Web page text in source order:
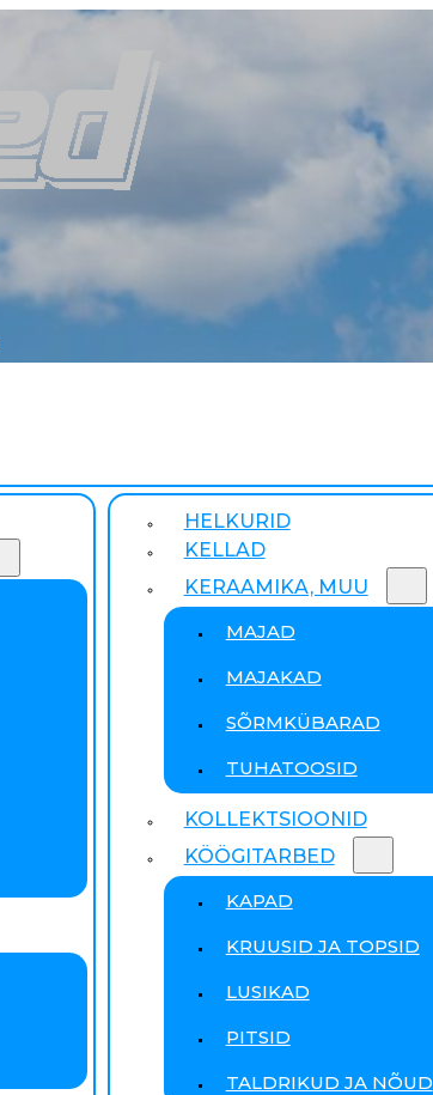
HELKURID
KELLAD
KERAAMIKA, MUU
MAJAD
MAJAKAD
SÕRMKÜBARAD
TUHATOOSID
KOLLEKTSIOONID
KÖÖGITARBED
KAPAD
KRUUSID JA TOPSID
LUSIKAD
PITSID
TALDRIKUD JA NÕUD